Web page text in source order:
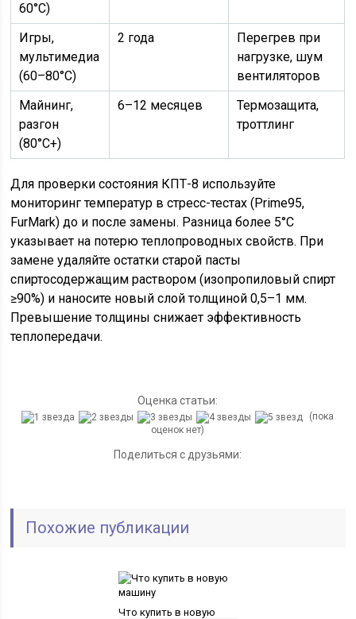
60°C)
Игры,
мультимедиа
(60–80°C)
2 года
Перегрев при
нагрузке, шум
вентиляторов
Майнинг,
разгон
(80°C+)
6–12 месяцев
Термозащита,
троттлинг
Для проверки состояния КПТ-8 используйте
мониторинг температур в стресс-тестах (Prime95,
FurMark) до и после замены. Разница более 5°C
указывает на потерю теплопроводных свойств. При
замене удаляйте остатки старой пасты
спиртосодержащим раствором (изопропиловый спирт
≥90%) и наносите новый слой толщиной 0,5–1 мм.
Превышение толщины снижает эффективность
теплопередачи.
Оценка статьи:
(пока
оценок нет)
Поделиться с друзьями:
Похожие публикации
Что купить в новую